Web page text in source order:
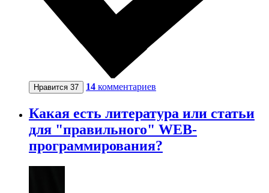
Нравится 37 14 комментариев
Какая есть литература или статьи
для "правильного" WEB-
программирования?